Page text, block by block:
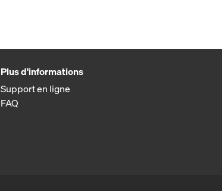
Plus d'informations
Support en ligne
FAQ